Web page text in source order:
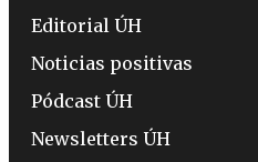
Editorial ÚH
Noticias positivas
Pódcast ÚH
Newsletters ÚH